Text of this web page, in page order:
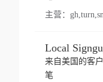
主营：
Local
来自美国的客
笔